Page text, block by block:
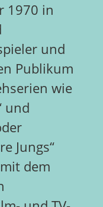
1970 in
und
Publikum
wie
und
Jungs“
dem